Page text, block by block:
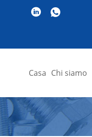
Casa Chi siamo